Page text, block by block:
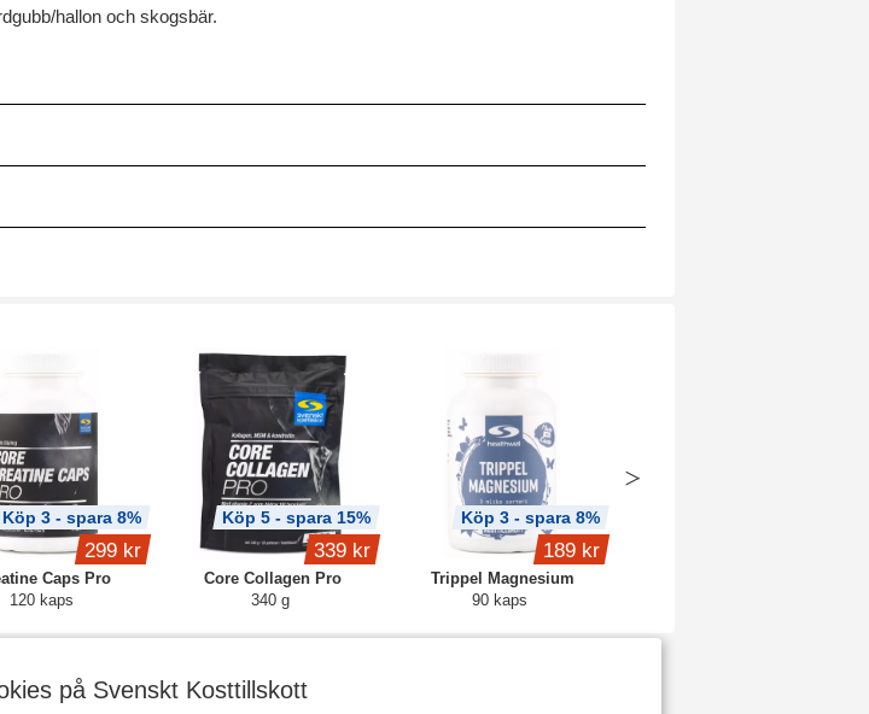
på Svenskt Kosttillskott
hallon och skogsbär.
Caps Pro
120 kaps
Köp 3 - spara 8%
299 kr
Core Collagen Pro
340 g
Köp 5 - spara 15%
339 kr
Trippel Magnesium
90 kaps
Köp 3 - spara 8%
189 kr